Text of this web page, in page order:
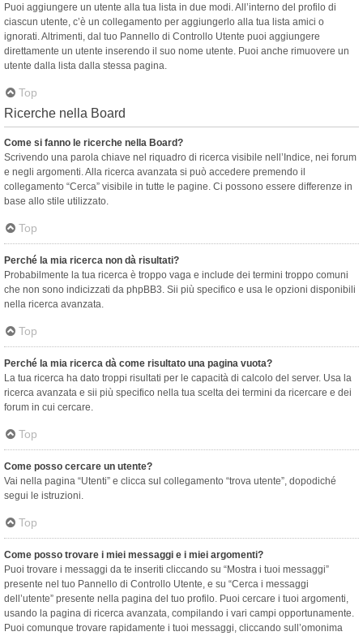
Puoi aggiungere un utente alla tua lista in due modi. All’interno del profilo di
ciascun utente, c’è un collegamento per aggiungerlo alla tua lista amici o
ignorati. Altrimenti, dal tuo Pannello di Controllo Utente puoi aggiungere
direttamente un utente inserendo il suo nome utente. Puoi anche rimuovere un
utente dalla lista dalla stessa pagina.
Top
Ricerche nella Board
Come si fanno le ricerche nella Board?
Scrivendo una parola chiave nel riquadro di ricerca visibile nell’Indice, nei forum
e negli argomenti. Alla ricerca avanzata si può accedere premendo il
collegamento “Cerca” visibile in tutte le pagine. Ci possono essere differenze in
base allo stile utilizzato.
Top
Perché la mia ricerca non dà risultati?
Probabilmente la tua ricerca è troppo vaga e include dei termini troppo comuni
che non sono indicizzati da phpBB3. Sii più specifico e usa le opzioni disponibili
nella ricerca avanzata.
Top
Perché la mia ricerca dà come risultato una pagina vuota?
La tua ricerca ha dato troppi risultati per le capacità di calcolo del server. Usa la
ricerca avanzata e sii più specifico nella tua scelta dei termini da ricercare e dei
forum in cui cercare.
Top
Come posso cercare un utente?
Vai nella pagina “Utenti” e clicca sul collegamento “trova utente”, dopodiché
segui le istruzioni.
Top
Come posso trovare i miei messaggi e i miei argomenti?
Puoi trovare i messaggi da te inseriti cliccando su “Mostra i tuoi messaggi”
presente nel tuo Pannello di Controllo Utente, e su “Cerca i messaggi
dell’utente” presente nella pagina del tuo profilo. Puoi cercare i tuoi argomenti,
usando la pagina di ricerca avanzata, compilando i vari campi opportunamente.
Puoi comunque trovare rapidamente i tuoi messaggi, cliccando sull’omonima